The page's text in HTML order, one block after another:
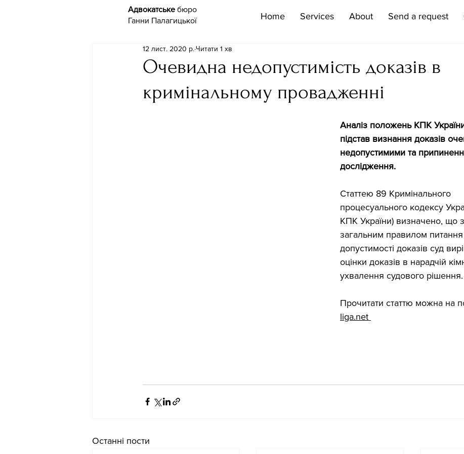
Адвокатське бюро
Ганни Палагицької
Home Services About Send a request
Очевидна недопустимість доказів в
кримінальному провадженні
12 лист. 2020 р. Читати 1 хв
Аналіз положень КПК
підстав визнання доказів
недопустимими та
дослідження.
Статтею 89 Кримінального
процесуального кодексу
КПК України) визначено, що
загальним правилом питання
допустимості доказів суд
оцінки доказів в нарадчій
ухвалення судового рішення.
Прочитати статтю можна на
liga.net
Останні пости